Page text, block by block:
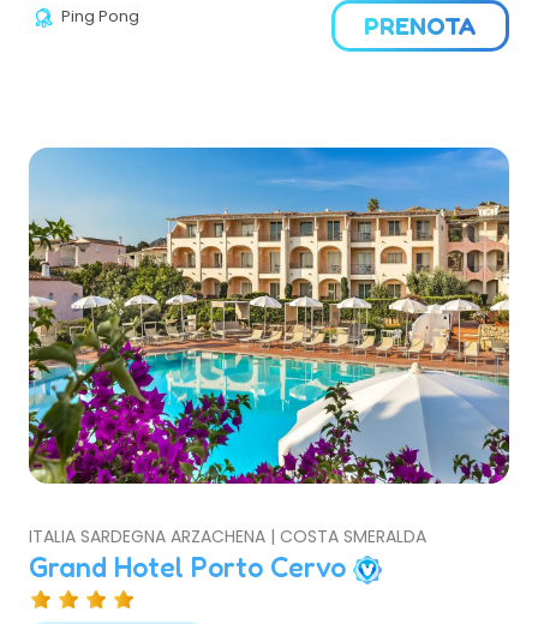
Ping Pong
PRENOTA
ITALIA SARDEGNA ARZACHENA | COSTA SMERALDA
Grand Hotel Porto Cervo